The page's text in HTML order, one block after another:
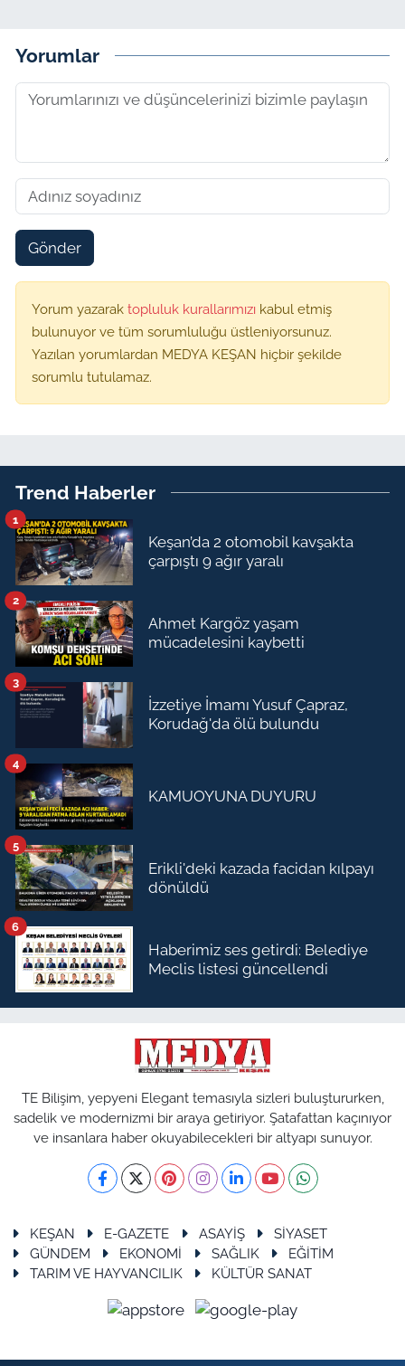
Yorumlar
Gönder
Yorum yazarak topluluk kurallarımızı kabul etmiş
bulunuyor ve tüm sorumluluğu üstleniyorsunuz.
Yazılan yorumlardan MEDYA KEŞAN hiçbir şekilde
sorumlu tutulamaz.
Trend Haberler
Keşan’da 2 otomobil kavşakta
çarpıştı 9 ağır yaralı
1
Ahmet Kargöz yaşam
mücadelesini kaybetti
2
İzzetiye İmamı Yusuf Çapraz,
Korudağ'da ölü bulundu
3
KAMUOYUNA DUYURU
4
Erikli'deki kazada facidan kılpayı
dönüldü
5
Haberimiz ses getirdi: Belediye
Meclis listesi güncellendi
6
TE Bilişim, yepyeni Elegant temasıyla sizleri buluştururken,
sadelik ve modernizmi bir araya getiriyor. Şatafattan kaçınıyor
ve insanlara haber okuyabilecekleri bir altyapı sunuyor.
KEŞAN E-GAZETE ASAYİŞ
SİYASET
GÜNDEM
EKONOMİ SAĞLIK
EĞİTİM
TARIM VE HAYVANCILIK
KÜLTÜR SANAT